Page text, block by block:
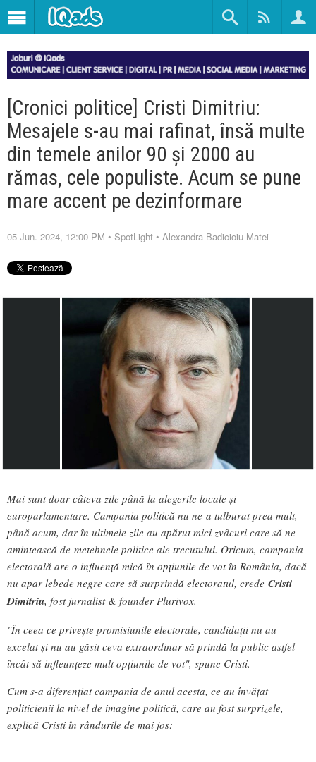
[Cronici politice] Cristi Dimitriu:
Mesajele s-au mai rafinat, însă multe
din temele anilor 90 și 2000 au
rămas, cele populiste. Acum se pune
mare accent pe dezinformare
05 Jun. 2024, 12:00 PM • SpotLight • Alexandra Badicioiu Matei
Mai sunt doar câteva zile până la alegerile locale și
europarlamentare. Campania politică nu ne-a tulburat prea mult,
până acum, dar în ultimele zile au apărut mici zvâcuri care să ne
amintească de metehnele politice ale trecutului. Oricum, campania
electorală are o influență mică în opțiunile de vot în România, dacă
nu apar lebede negre care să surprindă electoratul, crede Cristi
Dimitriu, fost jurnalist & founder Plurivox.
"În ceea ce privește promisiunile electorale, candidații nu au
excelat și nu au găsit ceva extraordinar să prindă la public astfel
încât să infleunțeze mult opțiunile de vot", spune Cristi.
Cum s-a diferențiat campania de anul acesta, ce au învățat
politicienii la nivel de imagine politică, care au fost surprizele,
explică Cristi în rândurile de mai jos: